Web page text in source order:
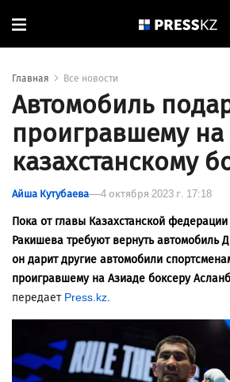
Главная Все новости
Автомобиль
проигравшему на
казахстанскому
Айша Кутубаева 4 октября 2023 г. 17:18
Пока от главы Казахстанской федерации
Ракишева требуют вернуть автомобиль
он дарит другие автомобили
проигравшему на Азиаде боксеру
передает Press.kz.